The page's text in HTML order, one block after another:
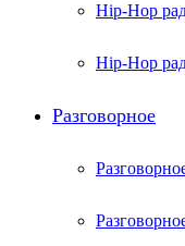
Hip-Hop
Hip-Hop
Разговорное